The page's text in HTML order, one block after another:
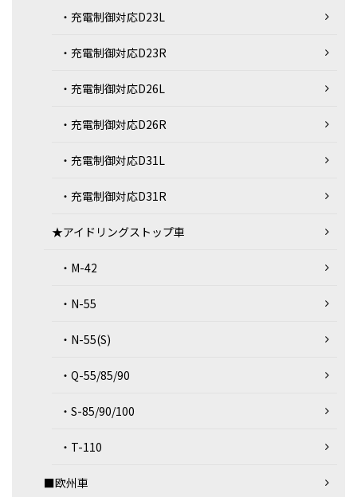
・充電制御対応D23L
・充電制御対応D23R
・充電制御対応D26L
・充電制御対応D26R
・充電制御対応D31L
・充電制御対応D31R
★アイドリングストップ車
・M-42
・N-55
・N-55(S)
・Q-55/85/90
・S-85/90/100
・T-110
■欧州車